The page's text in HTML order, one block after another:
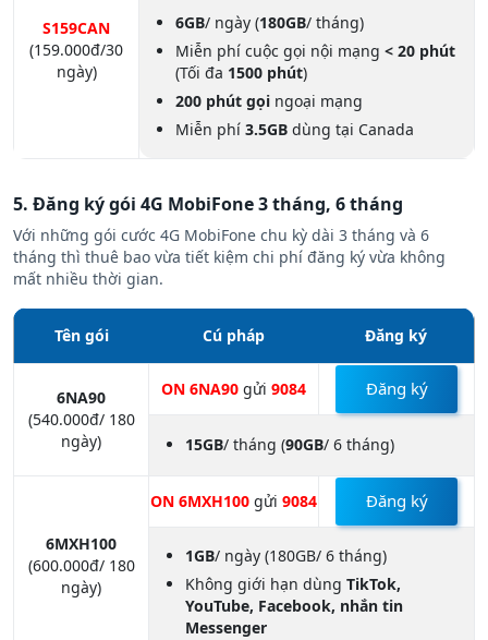
S159CAN
(159.000đ/30
ngày)
6GB/ ngày (180GB/ tháng)
Miễn phí cuộc gọi nội mạng < 20 phút
(Tối đa 1500 phút)
200 phút gọi ngoại mạng
Miễn phí 3.5GB dùng tại Canada
5. Đăng ký gói 4G MobiFone 3 tháng, 6 tháng
Với những gói cước 4G MobiFone chu kỳ dài 3 tháng và 6
tháng thì thuê bao vừa tiết kiệm chi phí đăng ký vừa không
mất nhiều thời gian.
Tên gói Cú pháp Đăng ký
6NA90
(540.000đ/ 180
ngày)
ON 6NA90 gửi 9084 Đăng ký
15GB/ tháng (90GB/ 6 tháng)
6MXH100
(600.000đ/ 180
ngày)
ON 6MXH100 gửi 9084 Đăng ký
1GB/ ngày (180GB/ 6 tháng)
Không giới hạn dùng TikTok,
YouTube, Facebook, nhắn tin
Messenger